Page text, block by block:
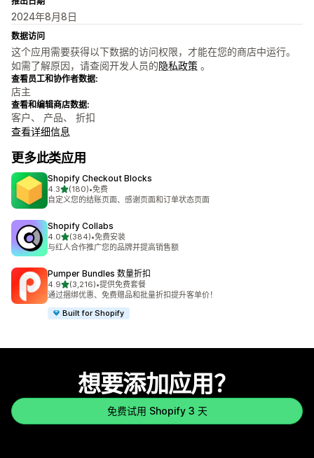
2024年8月8日
数据访问
这个应用需要获得以下数据的访问权限，才能在您的商店中运行。
如需了解原因，请查阅开发人员的隐私政策 。
查看员工和协作者数据:
店主
查看和编辑商店数据:
客户、 产品、 折扣
查看详细信息
更多此类应用
Shopify Checkout Blocks
4.3星（满分 5 星）
(180)
总共 180 条评论
•免费
自定义您的结账页面、感谢页面和订单状态页面
Shopify Collabs
4.0星（满分 5 星）
(384)
总共 384 条评论
•免费安装
与红人合作推广您的品牌并提高销售额
Pumper Bundles 数量折扣
4.9星（满分 5 星）
(3,216)
总共 3216 条评论
•提供免费套餐
通过捆绑优惠、免费赠品和批量折扣提升客单价！
Built for Shopify
想要添加应用？
免费试用 Shopify 3 天